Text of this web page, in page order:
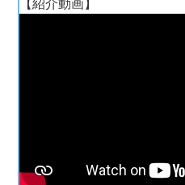
【紹介動画】